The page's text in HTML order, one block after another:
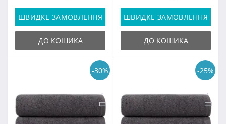
ШВИДКЕ ЗАМОВЛЕННЯ
ДО КОШИКА
ШВИДКЕ ЗАМОВЛЕННЯ
ДО КОШИКА
-30% -25%